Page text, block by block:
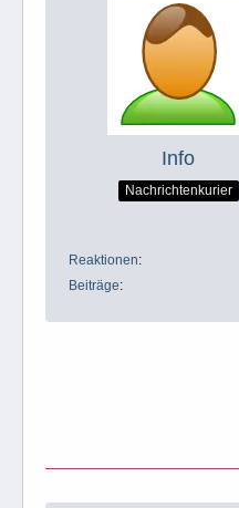
Info
Nachrichtenkurier
Reaktionen
Beiträge